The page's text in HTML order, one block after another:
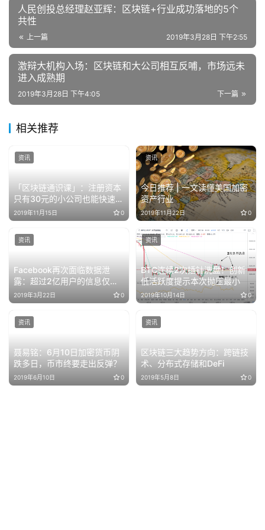
人民创投总经理赵亚辉：区块链+行业成功落地的5个
共性
上一篇 2019年3月28日 下午2:55
激辩大机构入场：区块链和大公司相互反哺，市场远未
进入成熟期
下一篇
2019年3月28日 下午4:05
相关推荐
「区块链通识课」：注册资本
只有30元的小公司也能快速贷
到款？| 第33讲
2019年11月15日 0
资讯
今日推荐 | 一文读懂美国加密
资产行业
2019年11月22日 0
资讯
Facebook再次面临数据泄
露：超过2亿用户的信息仅保
存在一个可读文件中
2019年3月22日 0
资讯
BTC连续2次插针洗盘！创新
低活跃度提示本次抛压最小
2019年10月14日 0
资讯
聂易铭：6月10日加密货币阴
跌多日，币市终要走出反弹？
2019年6月10日 0
资讯
区块链三大趋势方向：跨链技
术、分布式存储和DeFi
2019年5月8日 0
资讯